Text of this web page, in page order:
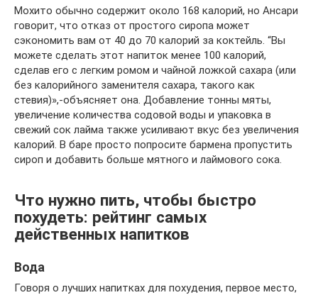
Мохито обычно содержит около 168 калорий, но Ансари
говорит, что отказ от простого сиропа может
сэкономить вам от 40 до 70 калорий за коктейль. “Вы
можете сделать этот напиток менее 100 калорий,
сделав его с легким ромом и чайной ложкой сахара (или
без калорийного заменителя сахара, такого как
стевия)»,-объясняет она. Добавление тонны мяты,
увеличение количества содовой воды и упаковка в
свежий сок лайма также усиливают вкус без увеличения
калорий. В баре просто попросите бармена пропустить
сироп и добавить больше мятного и лаймового сока.
Что нужно пить, чтобы быстро
похудеть: рейтинг самых
действенных напитков
Вода
Говоря о лучших напитках для похудения, первое место,